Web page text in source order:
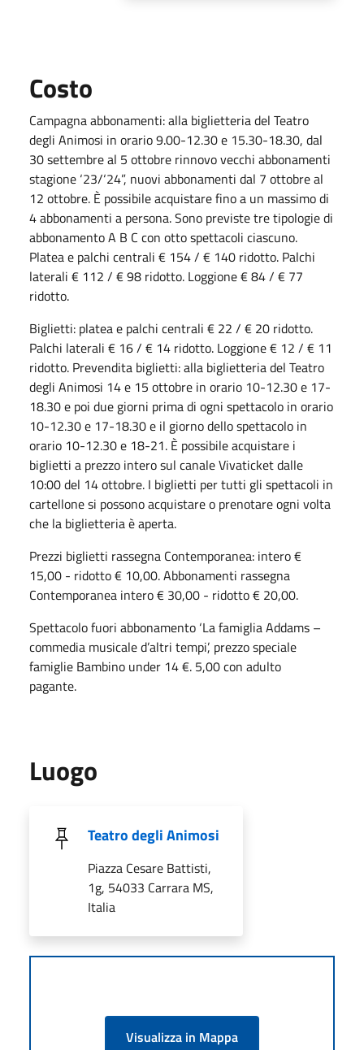
Costo
Campagna abbonamenti: alla biglietteria del Teatro
degli Animosi in orario 9.00-12.30 e 15.30-18.30, dal
30 settembre al 5 ottobre rinnovo vecchi abbonamenti
stagione ‘23/‘24”, nuovi abbonamenti dal 7 ottobre al
12 ottobre. È possibile acquistare fino a un massimo di
4 abbonamenti a persona. Sono previste tre tipologie di
abbonamento A B C con otto spettacoli ciascuno.
Platea e palchi centrali € 154 / € 140 ridotto. Palchi
laterali € 112 / € 98 ridotto. Loggione € 84 / € 77
ridotto.
Biglietti: platea e palchi centrali € 22 / € 20 ridotto.
Palchi laterali € 16 / € 14 ridotto. Loggione € 12 / € 11
ridotto. Prevendita biglietti: alla biglietteria del Teatro
degli Animosi 14 e 15 ottobre in orario 10-12.30 e 17-
18.30 e poi due giorni prima di ogni spettacolo in orario
10-12.30 e 17-18.30 e il giorno dello spettacolo in
orario 10-12.30 e 18-21. È possibile acquistare i
biglietti a prezzo intero sul canale Vivaticket dalle
10:00 del 14 ottobre. I biglietti per tutti gli spettacoli in
cartellone si possono acquistare o prenotare ogni volta
che la biglietteria è aperta.
Prezzi biglietti rassegna Contemporanea: intero €
15,00 - ridotto € 10,00. Abbonamenti rassegna
Contemporanea intero € 30,00 - ridotto € 20,00.
Spettacolo fuori abbonamento ‘La famiglia Addams –
commedia musicale d’altri tempi’, prezzo speciale
famiglie Bambino under 14 €. 5,00 con adulto
pagante.
Luogo
Teatro degli Animosi
Piazza Cesare Battisti,
1g, 54033 Carrara MS,
Italia
Visualizza in Mappa